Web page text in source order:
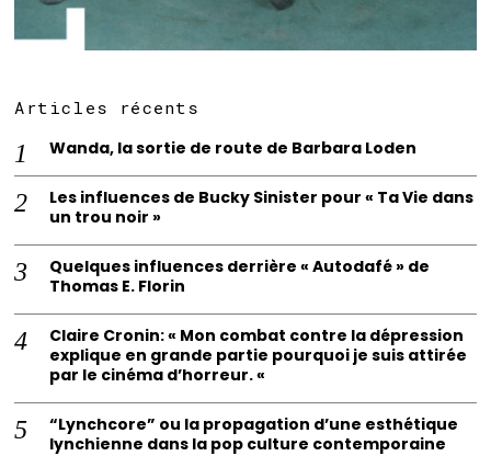
Articles récents
Wanda, la sortie de route de Barbara Loden
Les influences de Bucky Sinister pour « Ta Vie dans
un trou noir »
Quelques influences derrière « Autodafé » de
Thomas E. Florin
Claire Cronin: « Mon combat contre la dépression
explique en grande partie pourquoi je suis attirée
par le cinéma d’horreur. «
“Lynchcore” ou la propagation d’une esthétique
lynchienne dans la pop culture contemporaine